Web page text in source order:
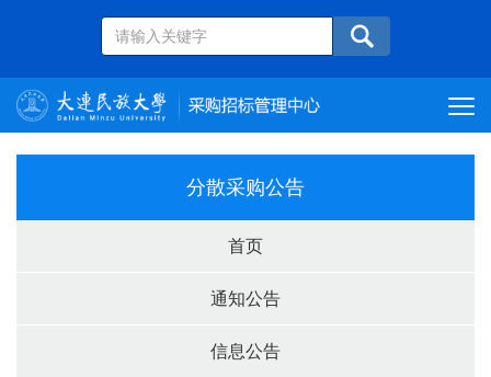
分散采购公告
首页
通知公告
信息公告